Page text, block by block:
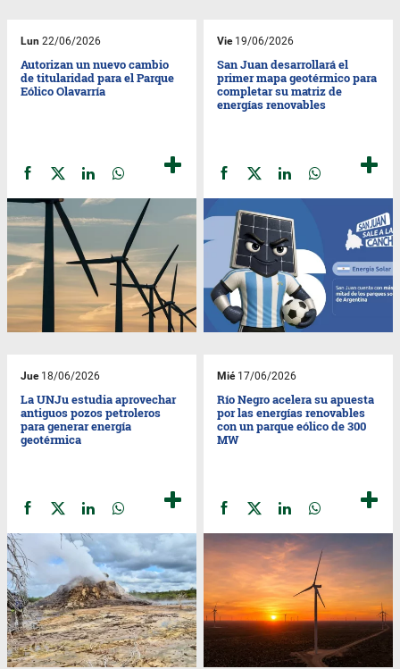
Lun 22/06/2026
Autorizan un nuevo cambio
de titularidad para el Parque
Eólico Olavarría
Vie19/06/2026
San Juan desarrollará el
primer mapa geotérmico para
completar su matriz de
energías renovables
Jue18/06/2026
La UNJu estudia aprovechar
antiguos pozos petroleros
para generar energía
geotérmica
Mié17/06/2026
Río Negro acelera su apuesta
por las energías renovables
con un parque eólico de 300
MW